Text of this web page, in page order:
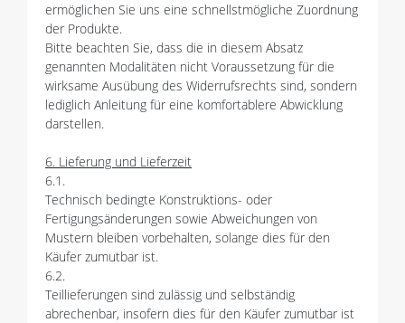
ermöglichen Sie uns eine schnellstmögliche Zuordnung
der Produkte.
Bitte beachten Sie, dass die in diesem Absatz
genannten Modalitäten nicht Voraussetzung für die
wirksame Ausübung des Widerrufsrechts sind, sondern
lediglich Anleitung für eine komfortablere Abwicklung
darstellen.
6. Lieferung und Lieferzeit
6.1.
Technisch bedingte Konstruktions- oder
Fertigungsänderungen sowie Abweichungen von
Mustern bleiben vorbehalten, solange dies für den
Käufer zumutbar ist.
6.2.
Teillieferungen sind zulässig und selbständig
abrechenbar, insofern dies für den Käufer zumutbar ist